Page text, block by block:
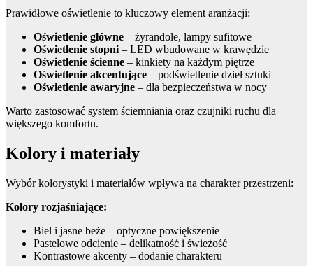
Prawidłowe oświetlenie to kluczowy element aranżacji:
Oświetlenie główne – żyrandole, lampy sufitowe
Oświetlenie stopni – LED wbudowane w krawędzie
Oświetlenie ścienne – kinkiety na każdym piętrze
Oświetlenie akcentujące – podświetlenie dzieł sztuki
Oświetlenie awaryjne – dla bezpieczeństwa w nocy
Warto zastosować system ściemniania oraz czujniki ruchu dla
większego komfortu.
Kolory i materiały
Wybór kolorystyki i materiałów wpływa na charakter przestrzeni:
Kolory rozjaśniające:
Biel i jasne beże – optyczne powiększenie
Pastelowe odcienie – delikatność i świeżość
Kontrastowe akcenty – dodanie charakteru